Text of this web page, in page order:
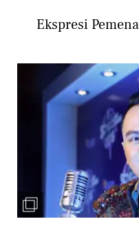
Ekspresi